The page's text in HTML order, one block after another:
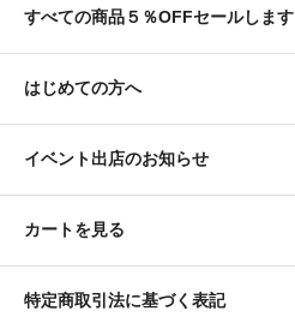
すべての商品５％OFFセールします
はじめての方へ
イベント出店のお知らせ
カートを見る
特定商取引法に基づく表記